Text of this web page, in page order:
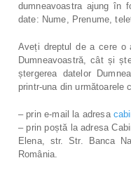
dumneavoastra ajung în
date: Nume, Prenume,
Aveți dreptul de a cere o
Dumneavoastră, cât și
ștergerea datelor
printr-una din următoarele
– prin e-mail la adresa
– prin poștă la adresa
Elena, str. Str. Banca
România.